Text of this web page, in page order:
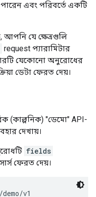
এবং পরিবর্তে একটি
যে ক্ষেত্রগুলি
request প্যারামিটার
যেকোনো অনুরোধের
ডেটা ফেরত দেয়।
(কাল্পনিক) "ডেমো" API-
দেখায়।
fields
ফেরত দেয়।